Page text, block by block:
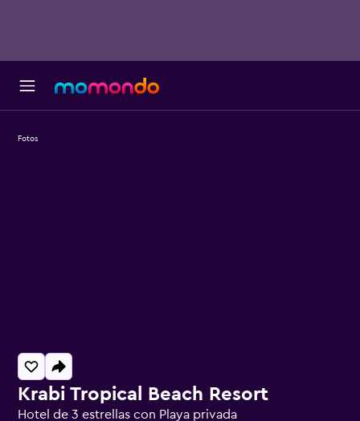
Krabi Tropical Beach Resort
Hotel de 3 estrellas con Playa privada
Fotos